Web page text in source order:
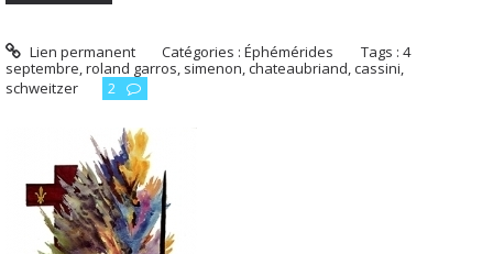
Lien permanent Catégories :Éphémérides Tags :4
septembre,roland garros, simenon,chateaubriand,cassini,
schweitzer
2